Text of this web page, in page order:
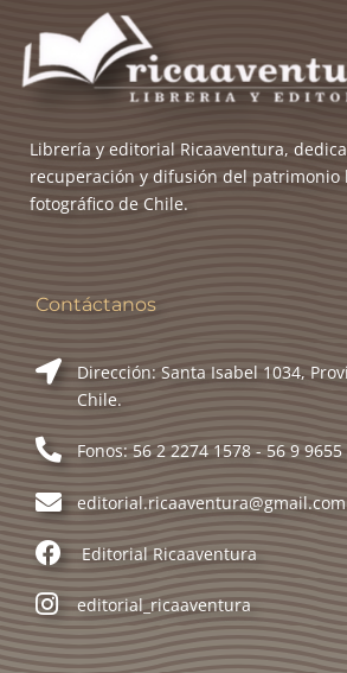
Cómo comprar
Contact us
Contacto
Home
My Account
Nosotros
Points of sale
Política de devoluciones y
Políticas y condiciones
Librería y editorial Ricaaventura,
recuperación y difusión del patrimonio
fotográfico de Chile.
Contáctanos
Dirección: Santa Isabel 1034,
Chile.
Fonos: 56 2 2274 1578 - 56 9 9655
editorial.ricaaventura@gmail.com
Editorial Ricaaventura
editorial_ricaaventura